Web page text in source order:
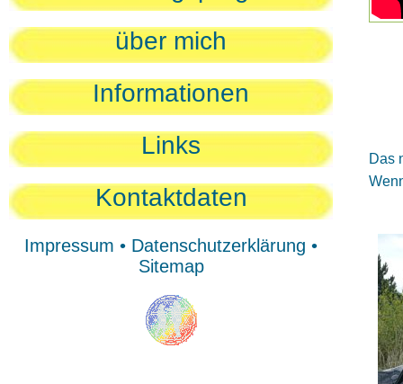
über mich
Informationen
Links
Kontaktdaten
Impressum • Datenschutzerklärung •
Sitemap
Das